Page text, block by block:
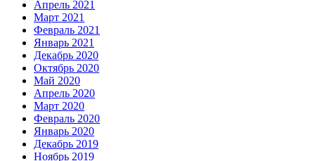
Апрель 2021
Март 2021
Февраль 2021
Январь 2021
Декабрь 2020
Октябрь 2020
Май 2020
Апрель 2020
Март 2020
Февраль 2020
Январь 2020
Декабрь 2019
Ноябрь 2019